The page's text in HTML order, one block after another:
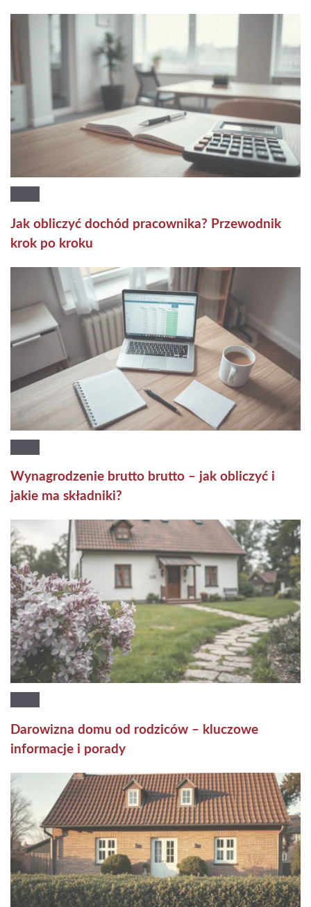
Jak obliczyć dochód pracownika? Przewodnik
krok po kroku
Wynagrodzenie brutto brutto – jak obliczyć i
jakie ma składniki?
Darowizna domu od rodziców – kluczowe
informacje i porady